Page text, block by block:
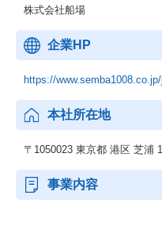
株式会社船場
企業HP
https://
本社所在地
〒1050023 東京都 港区 芝浦
事業内容